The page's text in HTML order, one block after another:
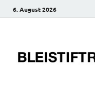
6. August 2026